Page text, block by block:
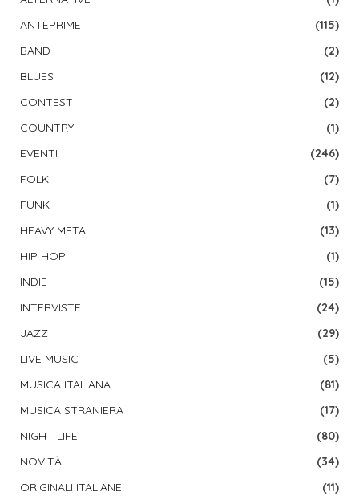
ANTEPRIME
(115)
BAND
(2)
BLUES
(12)
CONTEST
(2)
COUNTRY
(1)
EVENTI
(246)
FOLK
(7)
FUNK
(1)
HEAVY METAL
(13)
HIP HOP
(1)
INDIE
(15)
INTERVISTE
(24)
JAZZ
(29)
LIVE MUSIC
(5)
MUSICA ITALIANA
(81)
MUSICA STRANIERA
(17)
NIGHT LIFE
(80)
NOVITÀ
(34)
ORIGINALI ITALIANE
(11)